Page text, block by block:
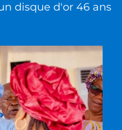
disque d'or 46 ans